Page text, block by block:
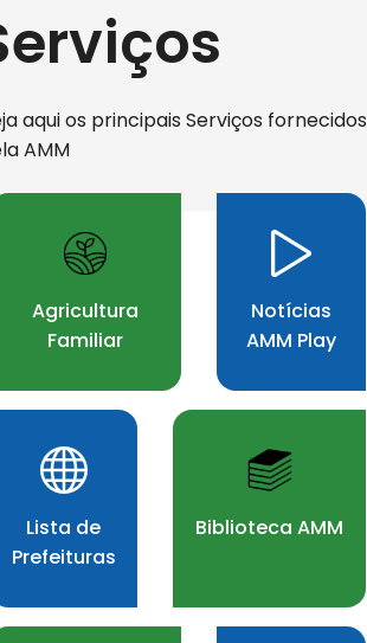
de Serviços
aqui os principais Serviços fornecidos
AMM
Agricultura
Familiar
Notícias
AMM Play
Lista de
Prefeituras
Biblioteca AMM